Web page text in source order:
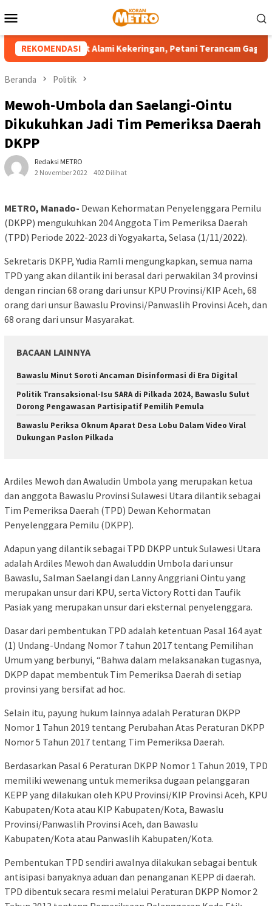
ke
Mobile
REKOMENDASI
Wilayah Sulut Alami Kekeringan, Petani Terancam Gagal Panen
Beranda Politik
Mewoh-Umbola dan Saelangi-Ointu
Dikukuhkan Jadi Tim Pemeriksa Daerah
DKPP
Redaksi METRO
2 November 2022
402 Dilihat
METRO, Manado- Dewan Kehormatan Penyelenggara Pemilu
(DKPP) mengukuhkan 204 Anggota Tim Pemeriksa Daerah
(TPD) Periode 2022-2023 di Yogyakarta, Selasa (1/11/2022).
Sekretaris DKPP, Yudia Ramli mengungkapkan, semua nama
TPD yang akan dilantik ini berasal dari perwakilan 34 provinsi
dengan rincian 68 orang dari unsur KPU Provinsi/KIP Aceh, 68
orang dari unsur Bawaslu Provinsi/Panwaslih Provinsi Aceh, dan
68 orang dari unsur Masyarakat.
BACAAN LAINNYA
Bawaslu Minut Soroti Ancaman Disinformasi di Era Digital
Politik Transaksional-Isu SARA di Pilkada 2024, Bawaslu Sulut
Dorong Pengawasan Partisipatif Pemilih Pemula
Bawaslu Periksa Oknum Aparat Desa Lobu Dalam Video Viral
Dukungan Paslon Pilkada
Ardiles Mewoh dan Awaludin Umbola yang merupakan ketua
dan anggota Bawaslu Provinsi Sulawesi Utara dilantik sebagai
Tim Pemeriksa Daerah (TPD) Dewan Kehormatan
Penyelenggara Pemilu (DKPP).
Adapun yang dilantik sebagai TPD DKPP untuk Sulawesi Utara
adalah Ardiles Mewoh dan Awaluddin Umbola dari unsur
Bawaslu, Salman Saelangi dan Lanny Anggriani Ointu yang
merupakan unsur dari KPU, serta Victory Rotti dan Taufik
Pasiak yang merupakan unsur dari eksternal penyelenggara.
Dasar dari pembentukan TPD adalah ketentuan Pasal 164 ayat
(1) Undang-Undang Nomor 7 tahun 2017 tentang Pemilihan
Umum yang berbunyi, “Bahwa dalam melaksanakan tugasnya,
DKPP dapat membentuk Tim Pemeriksa Daerah di setiap
provinsi yang bersifat ad hoc.
Selain itu, payung hukum lainnya adalah Peraturan DKPP
Nomor 1 Tahun 2019 tentang Perubahan Atas Peraturan DKPP
Nomor 5 Tahun 2017 tentang Tim Pemeriksa Daerah.
Berdasarkan Pasal 6 Peraturan DKPP Nomor 1 Tahun 2019, TPD
memiliki wewenang untuk memeriksa dugaan pelanggaran
KEPP yang dilakukan oleh KPU Provinsi/KIP Provinsi Aceh, KPU
Kabupaten/Kota atau KIP Kabupaten/Kota, Bawaslu
Provinsi/Panwaslih Provinsi Aceh, dan Bawaslu
Kabupaten/Kota atau Panwaslih Kabupaten/Kota.
Pembentukan TPD sendiri awalnya dilakukan sebagai bentuk
antisipasi banyaknya aduan dan penanganan KEPP di daerah.
TPD dibentuk secara resmi melalui Peraturan DKPP Nomor 2